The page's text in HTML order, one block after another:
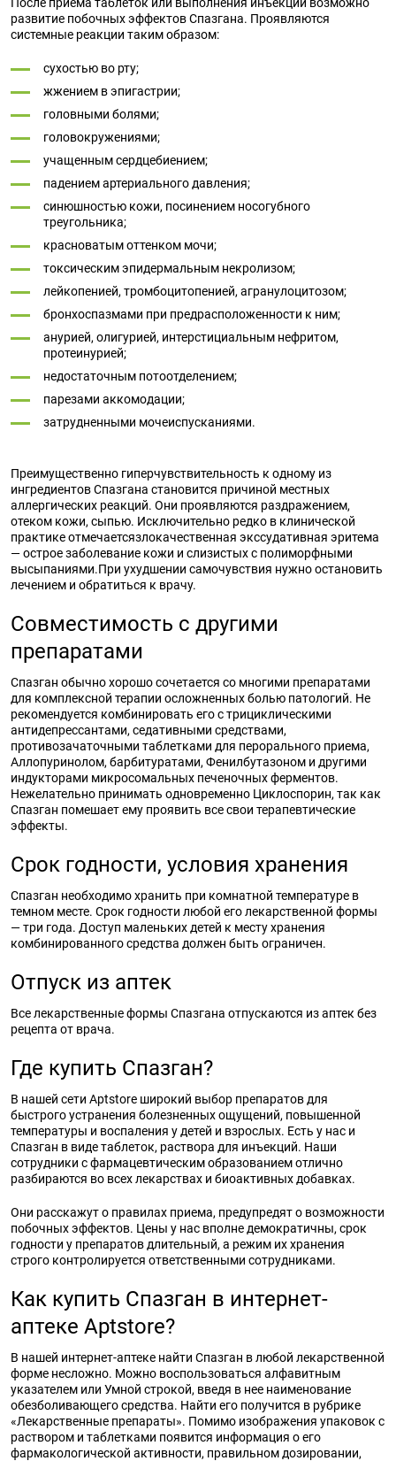
развитие побочных эффектов Спазгана. Проявляются
системные реакции таким образом:
сухостью во рту;
жжением в эпигастрии;
головными болями;
головокружениями;
учащенным сердцебиением;
падением артериального давления;
синюшностью кожи, посинением носогубного
треугольника;
красноватым оттенком мочи;
токсическим эпидермальным некролизом;
лейкопенией, тромбоцитопенией, агранулоцитозом;
бронхоспазмами при предрасположенности к ним;
анурией, олигурией, интерстициальным нефритом,
протеинурией;
недостаточным потоотделением;
парезами аккомодации;
затрудненными мочеиспусканиями.
Преимущественно гиперчувствительность к одному из
ингредиентов Спазгана становится причиной местных
аллергических реакций. Они проявляются раздражением,
отеком кожи, сыпью. Исключительно редко в клинической
практике отмечаетсязлокачественная экссудативная эритема
— острое заболевание кожи и слизистых с полиморфными
высыпаниями.При ухудшении самочувствия нужно остановить
лечением и обратиться к врачу.
Совместимость с другими
препаратами
Спазган обычно хорошо сочетается со многими препаратами
для комплексной терапии осложненных болью патологий. Не
рекомендуется комбинировать его с трициклическими
антидепрессантами, седативными средствами,
противозачаточными таблетками для перорального приема,
Аллопуринолом, барбитуратами, Фенилбутазоном и другими
индукторами микросомальных печеночных ферментов.
Нежелательно принимать одновременно Циклоспорин, так как
Спазган помешает ему проявить все свои терапевтические
эффекты.
Срок годности, условия хранения
Спазган необходимо хранить при комнатной температуре в
темном месте. Срок годности любой его лекарственной формы
— три года. Доступ маленьких детей к месту хранения
комбинированного средства должен быть ограничен.
Отпуск из аптек
Все лекарственные формы Спазгана отпускаются из аптек без
рецепта от врача.
Где купить Спазган?
В нашей сети Aptstore широкий выбор препаратов для
быстрого устранения болезненных ощущений, повышенной
температуры и воспаления у детей и взрослых. Есть у нас и
Спазган в виде таблеток, раствора для инъекций. Наши
сотрудники с фармацевтическим образованием отлично
разбираются во всех лекарствах и биоактивных добавках.
Они расскажут о правилах приема, предупредят о возможности
побочных эффектов. Цены у нас вполне демократичны, срок
годности у препаратов длительный, а режим их хранения
строго контролируется ответственными сотрудниками.
Как купить Спазган в интернет-
аптеке Aptstore?
В нашей интернет-аптеке найти Спазган в любой лекарственной
форме несложно. Можно воспользоваться алфавитным
указателем или Умной строкой, введя в нее наименование
обезболивающего средства. Найти его получится в рубрике
«Лекарственные препараты». Помимо изображения упаковок с
раствором и таблетками появится информация о его
фармакологической активности, правильном дозировании,